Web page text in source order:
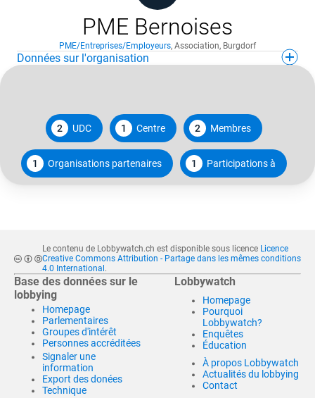
PME Bernoises
PME/Entreprises/Employeurs, Association, Burgdorf
Données sur l'organisation
2 UDC 1 Centre 2 Membres
1 Organisations partenaires 1 Participations à
Le contenu de Lobbywatch.ch est disponible sous licence Licence
Creative Commons Attribution - Partage dans les mêmes conditions
4.0 International .
Base des données sur le
lobbying
Homepage
Parlementaires
Groupes d'intérêt
Personnes accréditées
Signaler une
information
Export des donées
Technique
Lobbywatch
Homepage
Pourquoi
Lobbywatch?
Enquêtes
Éducation
À propos Lobbywatch
Actualités du lobbying
Contact